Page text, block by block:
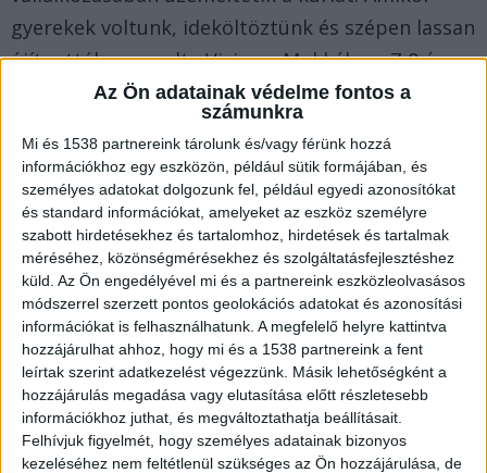
Az Ön adatainak védelme fontos a
számunkra
Mi és 1538 partnereink tárolunk és/vagy férünk hozzá
információkhoz egy eszközön, például sütik formájában, és
személyes adatokat dolgozunk fel, például egyedi azonosítókat
és standard információkat, amelyeket az eszköz személyre
szabott hirdetésekhez és tartalomhoz, hirdetések és tartalmak
méréséhez, közönségmérésekhez és szolgáltatásfejlesztéshez
küld. Az Ön engedélyével mi és a partnereink eszközleolvasásos
módszerrel szerzett pontos geolokációs adatokat és azonosítási
információkat is felhasználhatunk. A megfelelő helyre kattintva
hozzájárulhat ahhoz, hogy mi és a 1538 partnereink a fent
leírtak szerint adatkezelést végezzünk. Másik lehetőségként a
hozzájárulás megadása vagy elutasítása előtt részletesebb
információkhoz juthat, és megváltoztathatja beállításait.
Felhívjuk figyelmét, hogy személyes adatainak bizonyos
kezeléséhez nem feltétlenül szükséges az Ön hozzájárulása, de
gyerekek voltunk, ideköltöztünk és szépen lassan
újítgatták – mondta Vivien a Mokkában. 7-8 éves
lehetett, amikor beköltöztek a kúriába, ahol
egészen 15 éves koráig élt.További friss hírek a
Balaton partjáról ide kattintva.
Balatoni lány
Tősgyökeres balatonfüredi lány vagyok, de a déli
partot is szeretem, mert ahogy mondani
szokták, onnan legalább látni az északit. A
kisfiam mindig azt mondta, hogy ő balatoni
kisfiú, persze nem csoda, hiszen élete első három
hónapja alatt is a balatoni levegőt szívta magába
–mesélte korábban a Blikknek a szívéhez közel